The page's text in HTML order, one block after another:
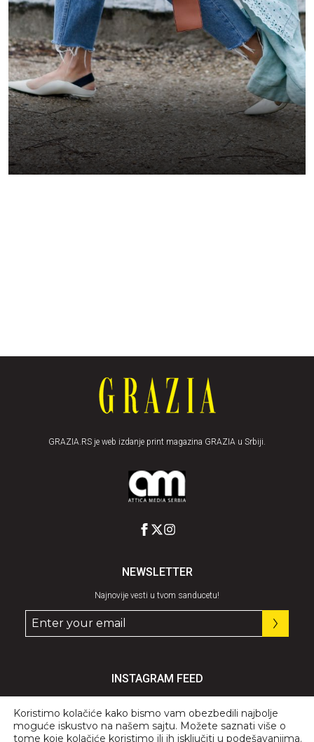
GRAZIA.RS je web izdanje print magazina GRAZIA u Srbiji.
NEWSLETTER
Najnovije vesti u tvom sanducetu!
INSTAGRAM FEED
Koristimo kolačiće kako bismo vam obezbedili najbolje
moguće iskustvo na našem sajtu. Možete saznati više o
tome koje kolačiće koristimo ili ih isključiti u podešavanjima.